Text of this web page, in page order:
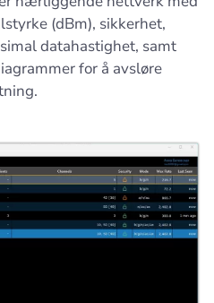
(dBm), sikkerhet,
datahastighet, samt
for å avsløre